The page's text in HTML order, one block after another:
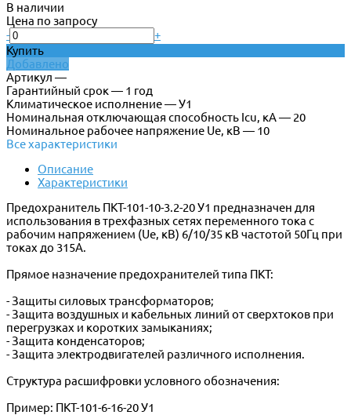
В наличии
Цена по запросу
-
+
Купить
Добавлено
Артикул —
Гарантийный срок — 1 год
Климатическое исполнение — У1
Номинальная отключающая способность Icu, кА — 20
Номинальное рабочее напряжение Ue, кВ — 10
Все характеристики
Описание
Характеристики
Предохранитель ПКТ-101-10-3.2-20 У1 предназначен для
использования в трехфазных сетях переменного тока с
рабочим напряжением (Ue, кВ) 6/10/35 кВ частотой 50Гц при
токах до 315А.
Прямое назначение предохранителей типа ПКТ:
- Защиты силовых трансформаторов;
- Защита воздушных и кабельных линий от сверхтоков при
перегрузках и коротких замыканиях;
- Защита конденсаторов;
- Защита электродвигателей различного исполнения.
Структура расшифровки условного обозначения:
Пример: ПКТ-101-6-16-20 У1